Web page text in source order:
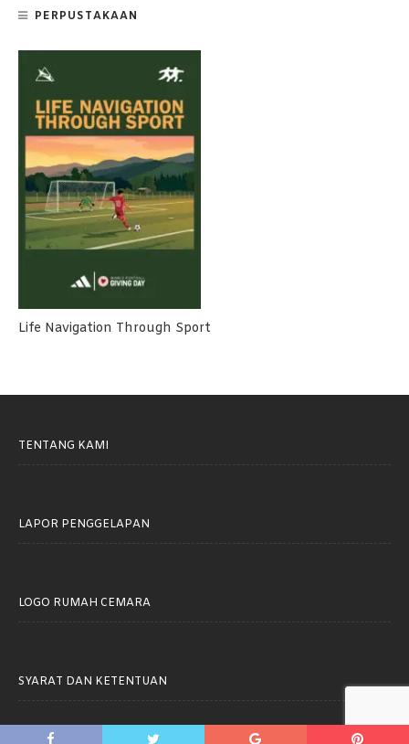
PERPUSTAKAAN
Life Navigation Through Sport
TENTANG KAMI
LAPOR PENGGELAPAN
LOGO RUMAH CEMARA
SYARAT DAN KETENTUAN
Rumah Cemara © 2021. All rights reserved.